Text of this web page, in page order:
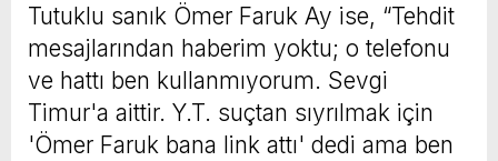
Tutuklu sanık Ömer Faruk Ay ise, “Tehdit
mesajlarından haberim yoktu; o telefonu
ve hattı ben kullanmıyorum. Sevgi
Timur'a aittir. Y.T. suçtan sıyrılmak için
'Ömer Faruk bana link attı' dedi ama ben